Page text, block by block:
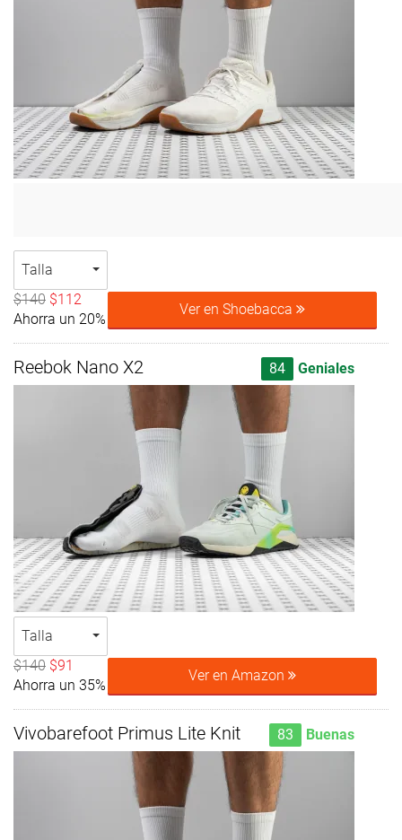
Talla
$140 $112
Ahorra un 20%
Ver en Shoebacca
Reebok Nano X2 84 Geniales
Talla
$140 $91
Ahorra un 35%
Ver en Amazon
Vivobarefoot Primus Lite Knit 83 Buenas